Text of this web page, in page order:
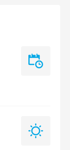
Last
Leto